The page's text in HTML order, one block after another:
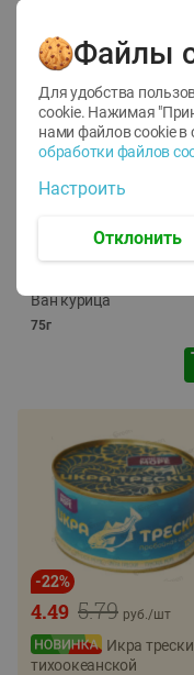
12
1.05 руб./
руб./шт
Корм влаж. для кош. с
Ван курица
75г
-22%
5.79
4.49 руб./шт
Икра трески
тихоокеанской
Файлы
Для удобства
cookie. Нажимая
нами файлов cookie в
обработки файлов
Настроить
Отклонить